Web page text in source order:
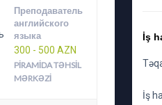
Преподаватель
английского
языка
300 - 500 AZN
PIRAMIDA TƏHSIL
MƏRKƏZI
İş
İş